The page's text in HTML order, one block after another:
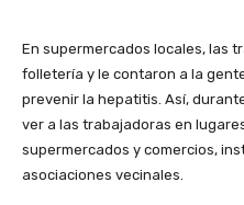
En supermercados locales, las
folletería y le contaron a la
prevenir la hepatitis. Así,
ver a las trabajadoras en
supermercados y comercios,
asociaciones vecinales.